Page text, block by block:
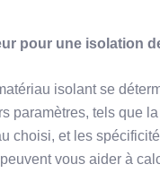
pour une isolation
isolant se
paramètres, tels que
choisi, et les
vous aider à